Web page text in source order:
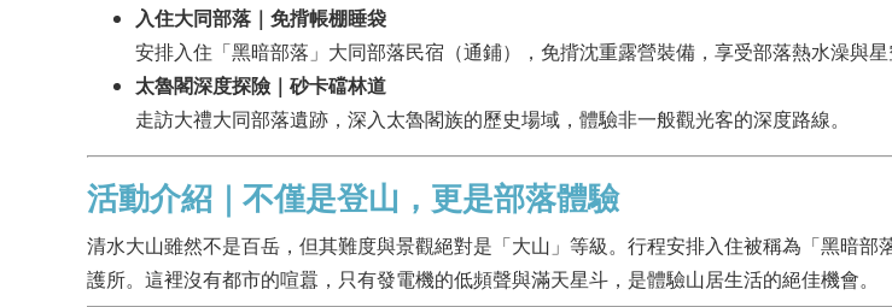
入住大同部落｜免揹帳棚睡袋
安排入住「黑暗部落」大同部落民宿（通鋪），免揹沈重露營裝備，享受部落熱水澡與星
太魯閣深度探險｜砂卡礑林道
走訪大禮大同部落遺跡，深入太魯閣族的歷史場域，體驗非一般觀光客的深度路線。
活動介紹｜不僅是登山，更是部落體驗
清水大山雖然不是百岳，但其難度與景觀絕對是「大山」等級。行程安排入住被稱為「黑暗
護所。這裡沒有都市的喧囂，只有發電機的低頻聲與滿天星斗，是體驗山居生活的絕佳機會。